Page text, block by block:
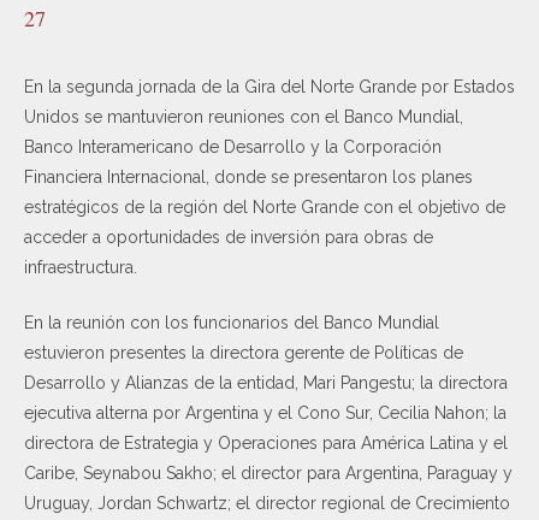
27
En la segunda jornada de la Gira del Norte Grande por Estados
Unidos se mantuvieron reuniones con el Banco Mundial,
Banco Interamericano de Desarrollo y la Corporación
Financiera Internacional, donde se presentaron los planes
estratégicos de la región del Norte Grande con el objetivo de
acceder a oportunidades de inversión para obras de
infraestructura.
En la reunión con los funcionarios del Banco Mundial
estuvieron presentes la directora gerente de Políticas de
Desarrollo y Alianzas de la entidad, Mari Pangestu; la directora
ejecutiva alterna por Argentina y el Cono Sur, Cecilia Nahon; la
directora de Estrategia y Operaciones para América Latina y el
Caribe, Seynabou Sakho; el director para Argentina, Paraguay y
Uruguay, Jordan Schwartz; el director regional de Crecimiento